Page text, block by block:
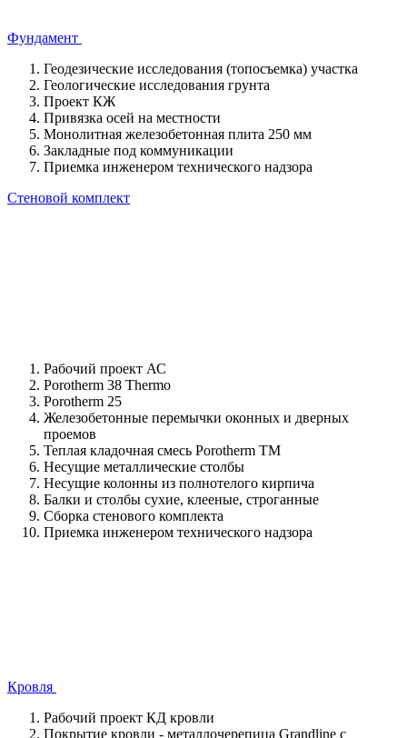
Фундамент
Геодезические исследования (топосъемка) участка
Геологические исследования грунта
Проект КЖ
Привязка осей на местности
Монолитная железобетонная плита 250 мм
Закладные под коммуникации
Приемка инженером технического надзора
Стеновой комплект
Рабочий проект АС
Porotherm 38 Thermo
Porotherm 25
Железобетонные перемычки оконных и дверных
проемов
Теплая кладочная смесь Porotherm TM
Несущие металлические столбы
Несущие колонны из полнотелого кирпича
Балки и столбы сухие, клееные, строганные
Сборка стенового комплекта
Приемка инженером технического надзора
Кровля
Рабочий проект КД кровли
Покрытие кровли - металлочерепица Grandline с